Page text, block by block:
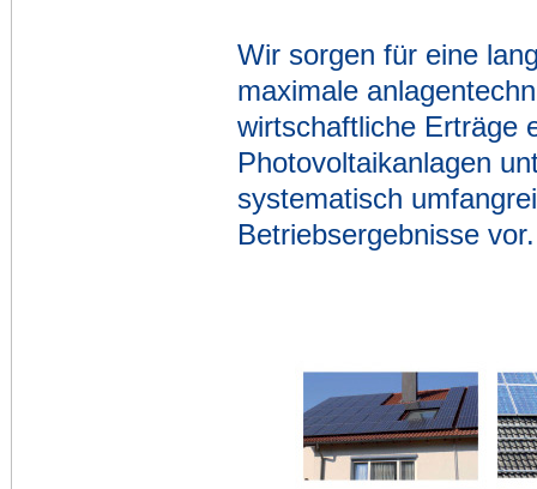
Wir sorgen für eine
maximale
wirtschaftliche Erträge
Photovoltaikanlagen
systematisch
Betriebsergebnisse vor.